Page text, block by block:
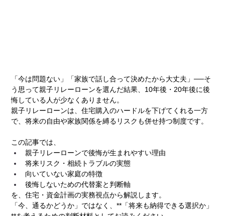
「今は問題ない」「家族で話し合って決めたから大丈夫」──そ
う思って親子リレーローンを選んだ結果、10年後・20年後に後
悔している人が少なくありません。
親子リレーローンは、住宅購入のハードルを下げてくれる一方
で、将来の自由や家族関係を縛るリスクも併せ持つ制度です。
この記事では、
親子リレーローンで後悔が生まれやすい理由
将来リスク・相続トラブルの実態
向いていない家庭の特徴
後悔しないための代替案と判断軸
を、住宅・資金計画の実務視点から解説します。
「今、通るかどうか」ではなく、**「将来も納得できる選択か」